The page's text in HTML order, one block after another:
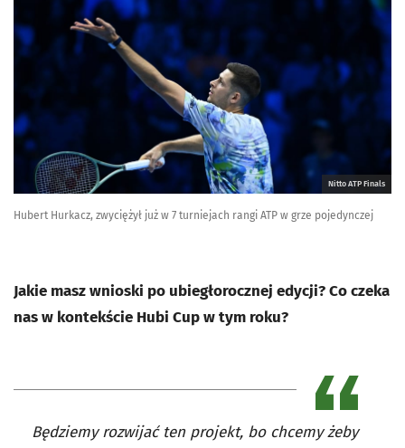
Nitto ATP Finals
Hubert Hurkacz, zwyciężył już w 7 turniejach rangi ATP w grze pojedynczej
Jakie masz wnioski po ubiegłorocznej edycji? Co czeka
nas w kontekście Hubi Cup w tym roku?
Będziemy rozwijać ten projekt, bo chcemy żeby